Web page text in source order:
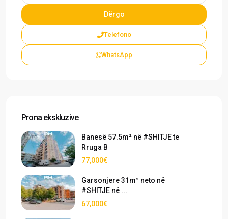
Telefono
WhatsApp
Prona ekskluzive
Banesë 57.5m² në #SHITJE te
Rruga B
77,000€
Garsonjere 31m² neto në
#SHITJE në ...
67,000€